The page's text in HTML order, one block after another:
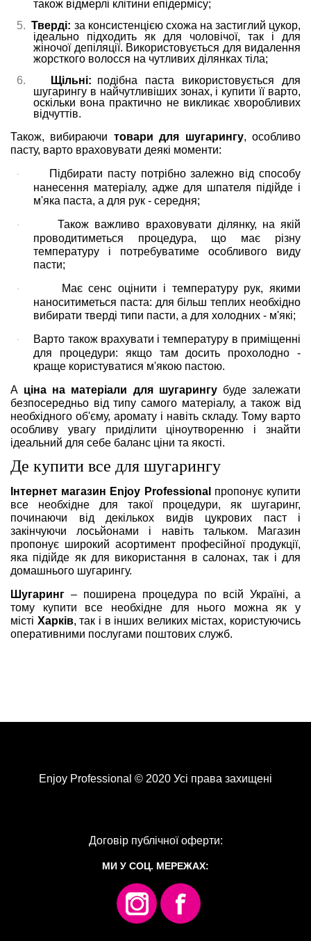
також відмерлі клітини епідермісу;
5. Тверді: за консистенцією схожа на застиглий цукор,
ідеально підходить як для чоловічої, так і для
жіночої депіляції. Використовується для видалення
жорсткого волосся на чутливих ділянках тіла;
6.
Щільні: подібна паста використовується для
шугарингу в найчутливіших зонах, і купити її варто,
оскільки вона практично не викликає хворобливих
відчуттів.
Також, вибираючи товари для шугарингу, особливо
пасту, варто враховувати деякі моменти:
·
Підбирати пасту потрібно залежно від способу
нанесення матеріалу, адже для шпателя підійде і
м'яка паста, а для рук - середня;
·
Також важливо враховувати ділянку, на якій
проводитиметься процедура, що має різну
температуру і потребуватиме особливого виду
пасти;
·
Має сенс оцінити і температуру рук, якими
наноситиметься паста: для більш теплих необхідно
вибирати тверді типи пасти, а для холодних - м'які;
·
Варто також врахувати і температуру в приміщенні
для процедури: якщо там досить прохолодно -
краще користуватися м'якою пастою.
А ціна на матеріали для шугарингубуде залежати
безпосередньо від типу самого матеріалу, а також від
необхідного об'єму, аромату і навіть складу. Тому варто
особливу увагу приділити ціноутворенню і знайти
ідеальний для себе баланс ціни та якості.
Де купити все для шугарингу
Інтернет магазин Enjoy Professional пропонує купити
все необхідне для такої процедури, як шугаринг,
починаючи від декількох видів цукрових паст і
закінчуючи лосьйонами і навіть тальком. Магазин
пропонує широкий асортимент професійної продукції,
яка підійде як для використання в салонах, так і для
домашнього шугарингу.
Шугаринг – поширена процедура по всій Україні, а
тому купити все необхідне для нього можна як у
місті Харків, так і в інших великих містах, користуючись
оперативними послугами поштових служб.
Enjoy Professional © 2020 Усі права захищені
Договір публічної оферти:
МИ У СОЦ. МЕРЕЖАХ: